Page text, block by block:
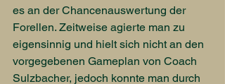
es an der Chancenauswertung der
Forellen. Zeitweise agierte man zu
eigensinnig und hielt sich nicht an den
vorgegebenen Gameplan von Coach
Sulzbacher, jedoch konnte man durch